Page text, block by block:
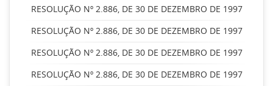
RESOLUÇÃO Nº 2.886, DE 30 DE DEZEMBRO DE 1997
RESOLUÇÃO Nº 2.886, DE 30 DE DEZEMBRO DE 1997
RESOLUÇÃO Nº 2.886, DE 30 DE DEZEMBRO DE 1997
RESOLUÇÃO Nº 2.886, DE 30 DE DEZEMBRO DE 1997